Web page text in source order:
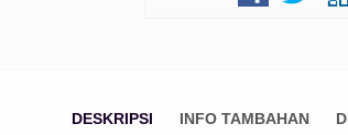
DESKRIPSI INFO TAMBAHAN